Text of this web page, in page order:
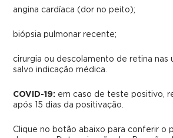
angina cardíaca (dor no peito);
biópsia pulmonar recente;
cirurgia ou descolamento de retina nas
salvo indicação médica.
COVID-19: em caso de teste positivo,
após 15 dias da positivação.
Clique no botão abaixo para conferir o